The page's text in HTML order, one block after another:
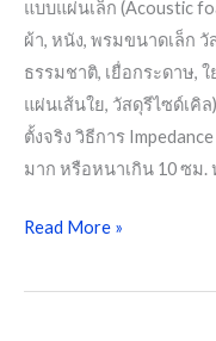
แบบแผ่นเล็ก (Acoustic
ผ้า, หนัง, พรมขนาดเล็ก วั
ธรรมชาติ, เยื่อกระดาษ,
แผ่นเส้นใย, วัสดุรีไซด์เคิ
ตั้งจริง วิธีการ
มาก หรือหนาเกิน 10 ซม.
Read More »